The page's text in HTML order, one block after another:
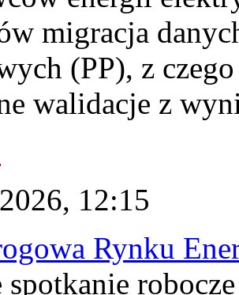
migracja
(PP), z
walidacje z
12:15
Rynku
spotkanie